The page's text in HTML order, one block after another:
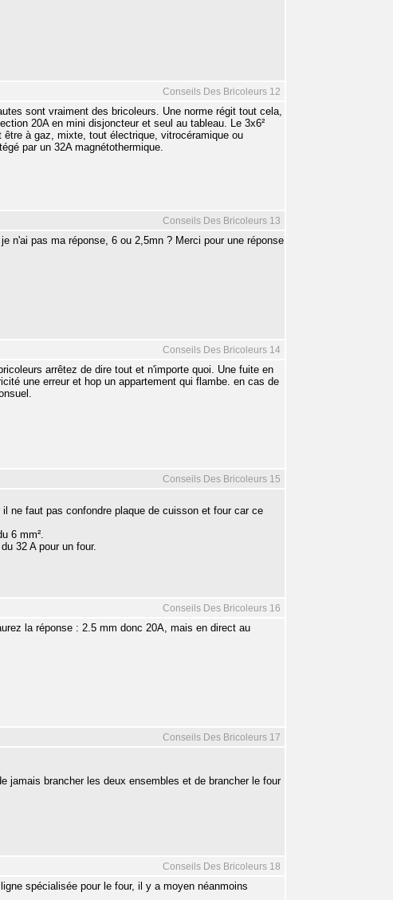
Conseils Des Bricoleurs 12
sont vraiment des bricoleurs. Une norme régit tout cela,
20A en mini disjoncteur et seul au tableau. Le 3x6²
à gaz, mixte, tout électrique, vitrocéramique ou
par un 32A magnétothermique.
Conseils Des Bricoleurs 13
n'ai pas ma réponse, 6 ou 2,5mn ? Merci pour une réponse
Conseils Des Bricoleurs 14
arrêtez de dire tout et n'importe quoi. Une fuite en
une erreur et hop un appartement qui flambe. en cas de
Conseils Des Bricoleurs 15
ne faut pas confondre plaque de cuisson et four car ce
6 mm².
32 A pour un four.
Conseils Des Bricoleurs 16
la réponse : 2.5 mm donc 20A, mais en direct au
Conseils Des Bricoleurs 17
jamais brancher les deux ensembles et de brancher le four
Conseils Des Bricoleurs 18
spécialisée pour le four, il y a moyen néanmoins